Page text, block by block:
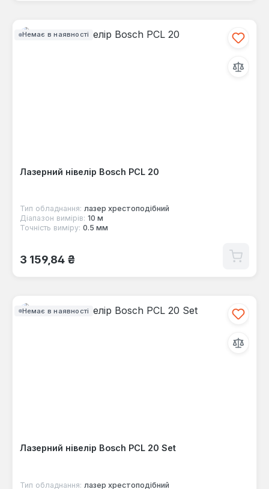
Немає в наявності
Лазерний нівелір Bosch PCL 20
Тип обладнання: лазер хрестоподібний
Діапазон вимірів: 10 м
Точність виміру: 0.5 мм
Звичайна ціна:
3 159,84 ₴
Немає в наявності
Лазерний нівелір Bosch PCL 20 Set
Тип обладнання: лазер хрестоподібний